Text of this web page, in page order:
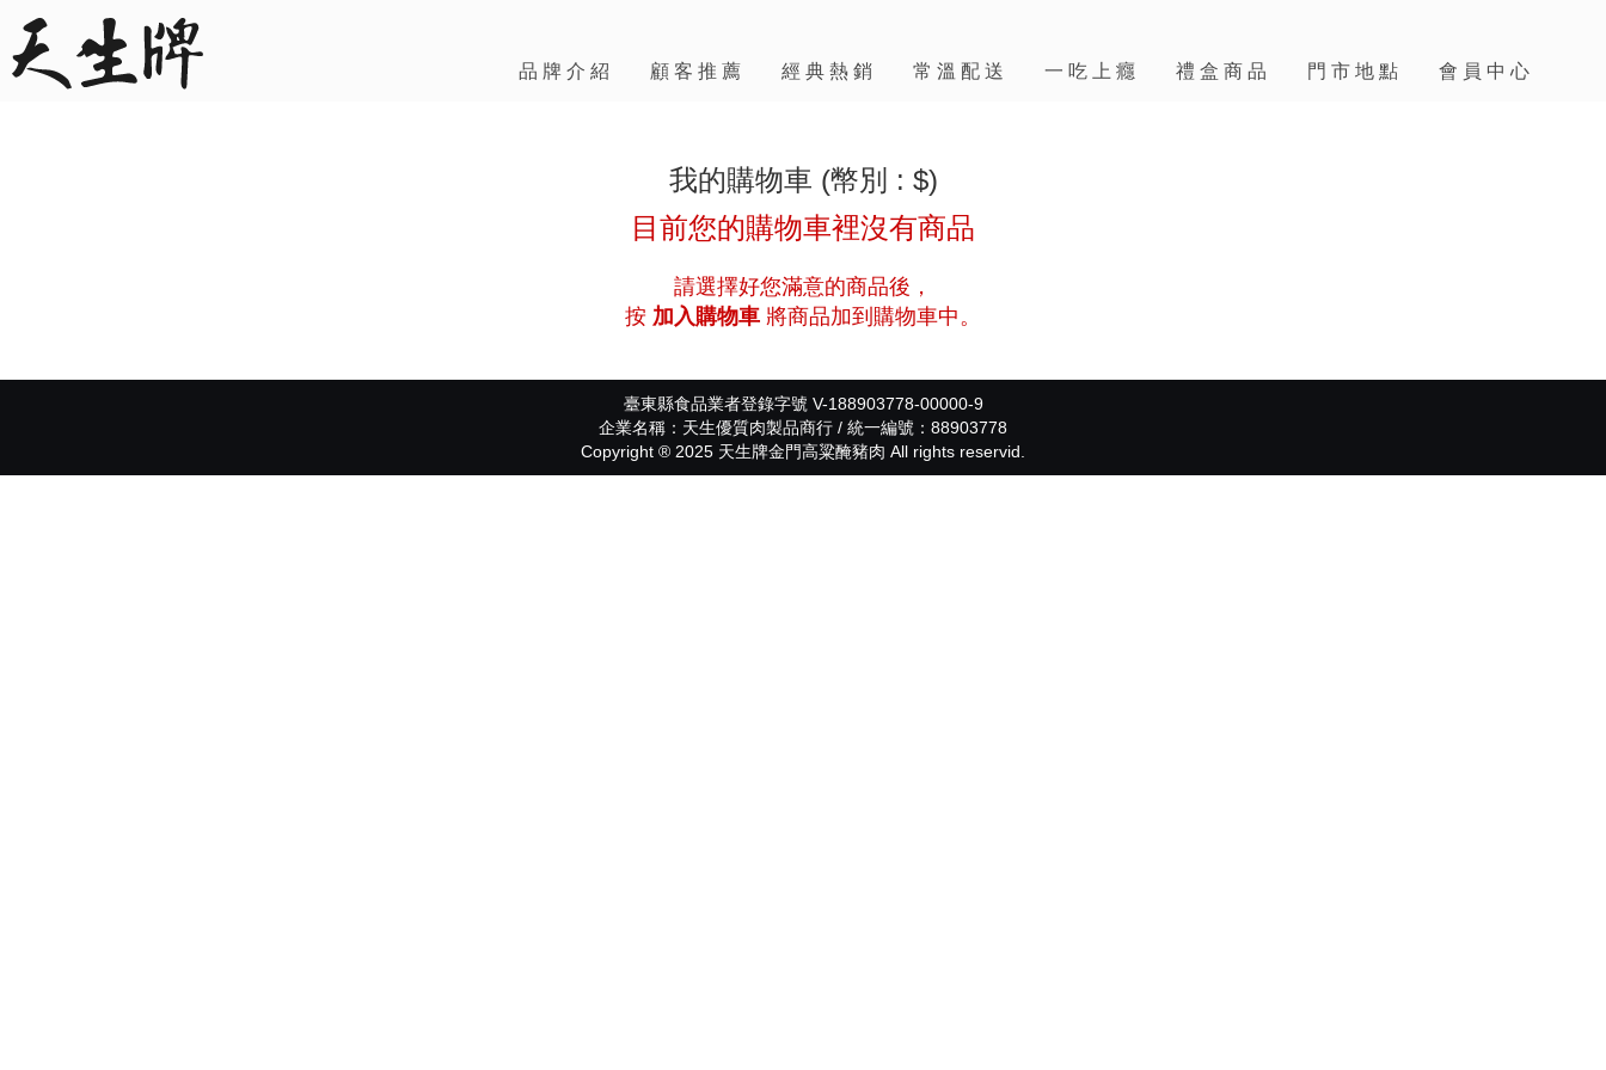
品牌介紹 顧客推薦 經典熱銷 常溫配送 一吃上癮 禮盒商品 門市地點 會員中心
我的購物車 (幣別 : $)
目前您的購物車裡沒有商品
請選擇好您滿意的商品後，
按 加入購物車 將商品加到購物車中。
臺東縣食品業者登錄字號 V-188903778-00000-9
企業名稱：天生優質肉製品商行 / 統一編號：88903778
Copyright ® 2025 天生牌金門高粱醃豬肉 All rights reservid.